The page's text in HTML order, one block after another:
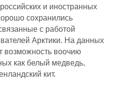
и иностранных
сохранились
с работой
Арктики. На данных
возможность воочию
как белый медведь,
кит.